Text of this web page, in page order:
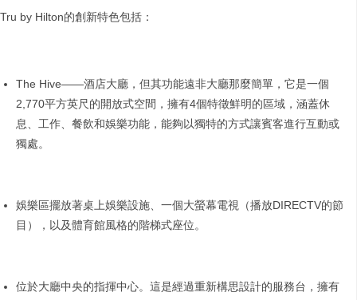
Tru by Hilton的創新特色包括：
The Hive——酒店大廳，但其功能遠非大廳那麼簡單，它是一個
2,770平方英尺的開放式空間，擁有4個特徵鮮明的區域，涵蓋休
息、工作、餐飲和娛樂功能，能夠以獨特的方式讓賓客進行互動或
獨處。
娛樂區擺放著桌上娛樂設施、一個大螢幕電視（播放DIRECTV的節
目），以及體育館風格的階梯式座位。
位於大廳中央的指揮中心。這是經過重新構思設計的服務台，擁有